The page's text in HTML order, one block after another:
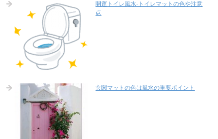
開運トイレ風水-トイレマットの色や注意
点
玄関マットの色は風水の重要ポイント